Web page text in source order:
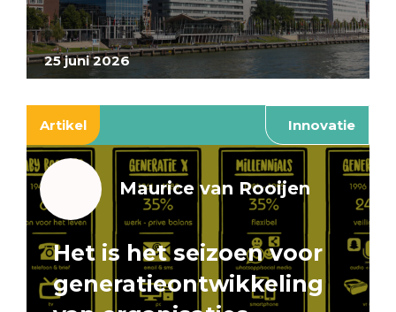
25 juni 2026
Artikel Innovatie
Maurice van Rooijen
Het is het seizoen voor
generatieontwikkeling